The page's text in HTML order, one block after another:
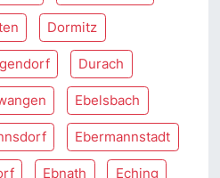
Dormitz
Durach
Ebelsbach
Ebermannstadt
Ebnath Eching